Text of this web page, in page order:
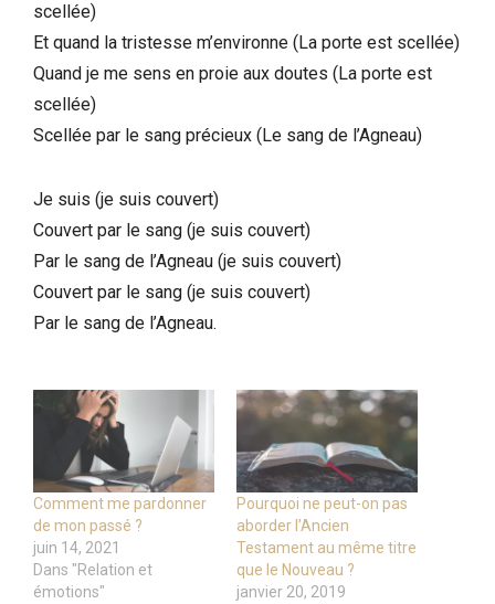
scellée)
Et quand la tristesse m’environne (La porte est scellée)
Quand je me sens en proie aux doutes (La porte est
scellée)
Scellée par le sang précieux (Le sang de l’Agneau)
Je suis (je suis couvert)
Couvert par le sang (je suis couvert)
Par le sang de l’Agneau (je suis couvert)
Couvert par le sang (je suis couvert)
Par le sang de l’Agneau.
Comment me pardonner
de mon passé ?
juin 14, 2021
Dans "Relation et
émotions"
Pourquoi ne peut-on pas
aborder l’Ancien
Testament au même titre
que le Nouveau ?
janvier 20, 2019